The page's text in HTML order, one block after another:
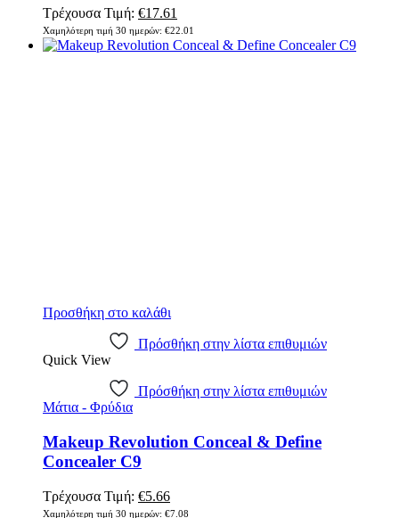
Τρέχουσα Τιμή: Original
price
was:
€17.61
τρέχουσα
τιμή
Χαμηλότερη τιμή 30 ημερών: €22.01
Προσθήκη στο καλάθι
Πρόσθήκη στην λίστα επιθυμιών
Quick View
Πρόσθήκη στην λίστα επιθυμιών
Μάτια - Φρύδια
Makeup Revolution Conceal & Define
Concealer C9
Τρέχουσα Τιμή: Original
price
€5.66Η
τρέχουσα
Χαμηλότερη τιμή 30 ημερών: €7.08